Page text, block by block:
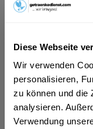
Diese Webseite
Wir verwenden
personalisieren,
zu können und die
analysieren.
Verwendung
ab 101,01 €
Vorrätig
MEHRWEG
+2,40 € Pfand
In den